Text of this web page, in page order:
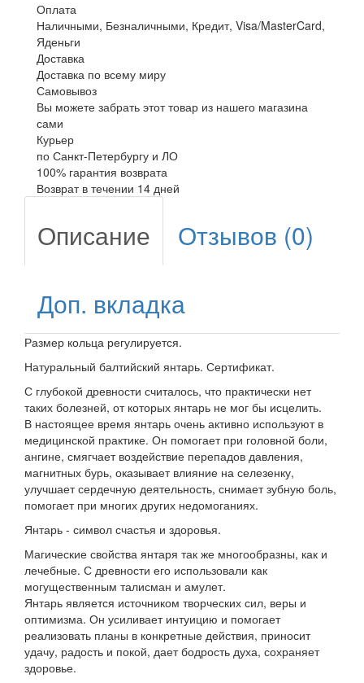
Оплата
Наличными, Безналичными, Кредит, Visa/MasterCard,
Яденьги
Доставка
Доставка по всему миру
Самовывоз
Вы можете забрать этот товар из нашего магазина
сами
Курьер
по Санкт-Петербургу и ЛО
100% гарантия возврата
Возврат в течении 14 дней
Описание
Отзывов (0)
Доп. вкладка
Размер кольца регулируется.
Натуральный балтийский янтарь. Сертификат.
С глубокой древности считалось, что практически нет
таких болезней, от которых янтарь не мог бы исцелить.
В настоящее время янтарь очень активно используют в
медицинской практике. Он помогает при головной боли,
ангине, смягчает воздействие перепадов давления,
магнитных бурь, оказывает влияние на селезенку,
улучшает сердечную деятельность, снимает зубную боль,
помогает при многих других недомоганиях.
Янтарь - символ счастья и здоровья.
Магические свойства янтаря так же многообразны, как и
лечебные. С древности его использовали как
могущественным талисман и амулет.
Янтарь является источником творческих сил, веры и
оптимизма. Он усиливает интуицию и помогает
реализовать планы в конкретные действия, приносит
удачу, радость и покой, дает бодрость духа, сохраняет
здоровье.